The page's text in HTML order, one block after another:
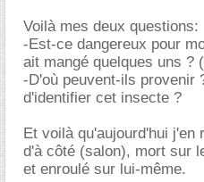
Voilà mes deux questions:
-Est-ce dangereux pour
ait mangé quelques uns ?
-D'où peuvent-ils provenir
d'identifier cet insecte ?
Et voilà qu'aujourd'hui j'en
d'à côté (salon), mort sur
et enroulé sur lui-même.